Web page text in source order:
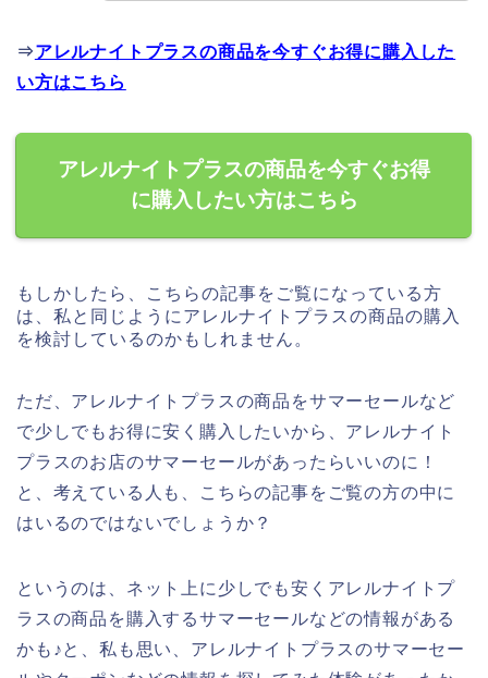
⇒アレルナイトプラスの商品を今すぐお得に購入した
い方はこちら
アレルナイトプラスの商品を今すぐお得
に購入したい方はこちら
もしかしたら、こちらの記事をご覧になっている方
は、私と同じようにアレルナイトプラスの商品の購入
を検討しているのかもしれません。
ただ、アレルナイトプラスの商品をサマーセールなど
で少しでもお得に安く購入したいから、アレルナイト
プラスのお店のサマーセールがあったらいいのに！
と、考えている人も、こちらの記事をご覧の方の中に
はいるのではないでしょうか？
というのは、ネット上に少しでも安くアレルナイトプ
ラスの商品を購入するサマーセールなどの情報がある
かも♪と、私も思い、アレルナイトプラスのサマーセー